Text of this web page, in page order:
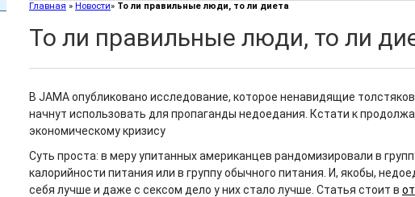
Главная » Новости» То ли правильные люди, то ли диета
То ли правильные люди, то ли
В JAMA опубликовано исследование, которое ненавидящие
начнут использовать для пропаганды недоедания. Кстати к
экономическому кризису
Суть проста: в меру упитанных американцев рандомизировали в
калорийности питания или в группу обычного питания. И, якобы,
себя лучше и даже с сексом дело у них стало лучше. Статья стоит в